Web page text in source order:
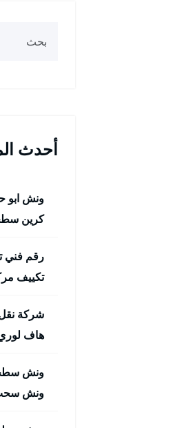
أحدث
كرين
تكييف مركزي
هاف
ونش سحب